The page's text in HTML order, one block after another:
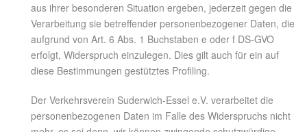
aus ihrer besonderen Situation ergeben, jederzeit gegen die
Verarbeitung sie betreffender personenbezogener Daten, die
aufgrund von Art. 6 Abs. 1 Buchstaben e oder f DS-GVO
erfolgt, Widerspruch einzulegen. Dies gilt auch für ein auf
diese Bestimmungen gestütztes Profiling.
Der Verkehrsverein Suderwich-Essel e.V. verarbeitet die
personenbezogenen Daten im Falle des Widerspruchs nicht